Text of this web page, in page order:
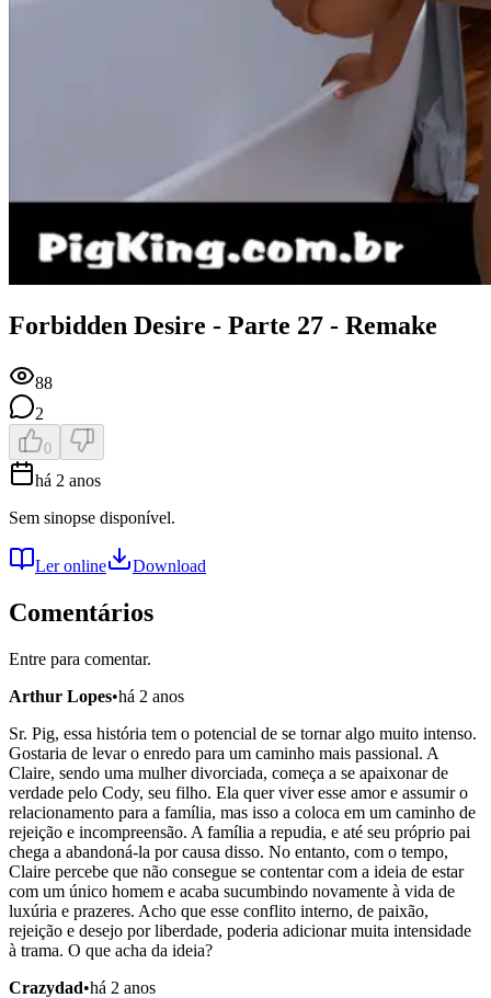
Forbidden Desire - Parte 27 - Remake
88
2
0
há 2 anos
Sem sinopse disponível.
Ler online Download
Comentários
Entre para comentar.
Arthur Lopes•há 2 anos
Sr. Pig, essa história tem o potencial de se tornar algo muito intenso.
Gostaria de levar o enredo para um caminho mais passional. A
Claire, sendo uma mulher divorciada, começa a se apaixonar de
verdade pelo Cody, seu filho. Ela quer viver esse amor e assumir o
relacionamento para a família, mas isso a coloca em um caminho de
rejeição e incompreensão. A família a repudia, e até seu próprio pai
chega a abandoná-la por causa disso. No entanto, com o tempo,
Claire percebe que não consegue se contentar com a ideia de estar
com um único homem e acaba sucumbindo novamente à vida de
luxúria e prazeres. Acho que esse conflito interno, de paixão,
rejeição e desejo por liberdade, poderia adicionar muita intensidade
à trama. O que acha da ideia?
Crazydad•há 2 anos